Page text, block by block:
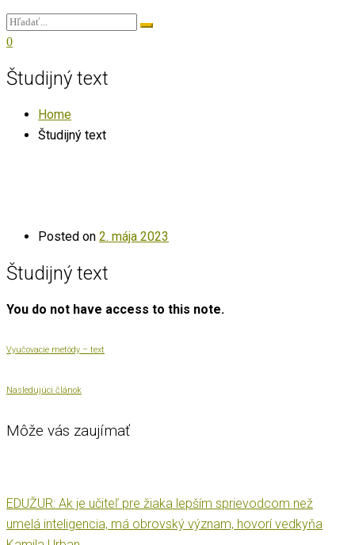
0
Študijný text
Home
Študijný text
Posted on 2. mája 2023
Študijný text
You do not have access to this note.
Vyučovacie metódy – text
Nasledujúci článok
Môže vás zaujímať
EDUŽUR: Ak je učiteľ pre žiaka lepším sprievodcom než
umelá inteligencia, má obrovský význam, hovorí vedkyňa